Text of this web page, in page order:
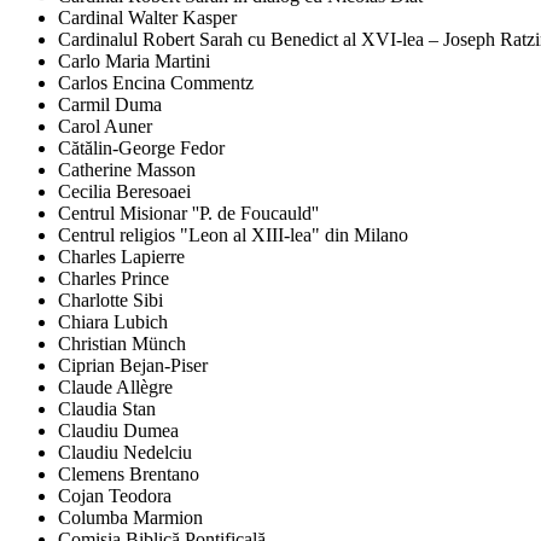
Cardinal Walter Kasper
Cardinalul Robert Sarah cu Benedict al XVI-lea – Joseph
Carlo Maria Martini
Carlos Encina Commentz
Carmil Duma
Carol Auner
Cătălin-George Fedor
Catherine Masson
Cecilia Beresoaei
Centrul Misionar ''P. de Foucauld''
Centrul religios "Leon al XIII-lea" din Milano
Charles Lapierre
Charles Prince
Charlotte Sibi
Chiara Lubich
Christian Münch
Ciprian Bejan-Piser
Claude Allègre
Claudia Stan
Claudiu Dumea
Claudiu Nedelciu
Clemens Brentano
Cojan Teodora
Columba Marmion